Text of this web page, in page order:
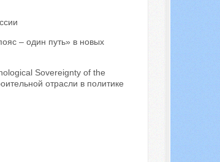
– один путь» в новых
Sovereignty of the
отрасли в политике